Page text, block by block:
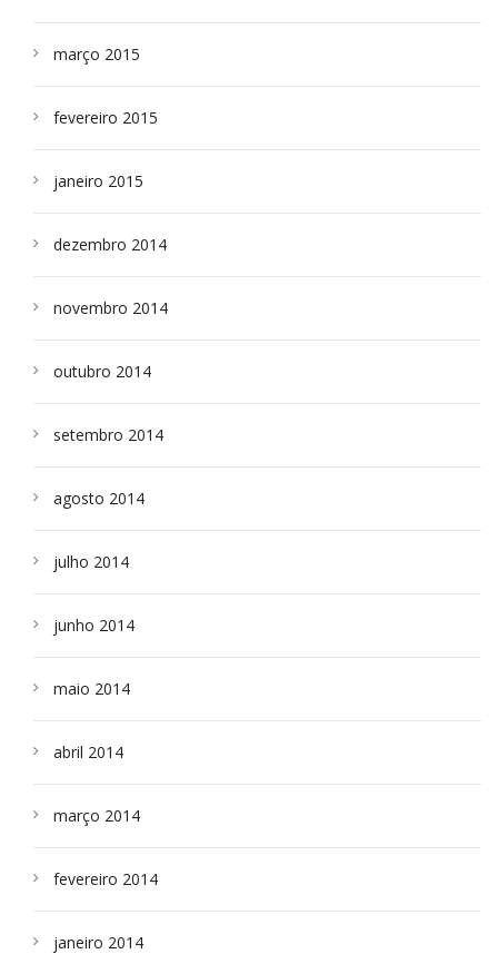
março 2015
fevereiro 2015
janeiro 2015
dezembro 2014
novembro 2014
outubro 2014
setembro 2014
agosto 2014
julho 2014
junho 2014
maio 2014
abril 2014
março 2014
fevereiro 2014
janeiro 2014